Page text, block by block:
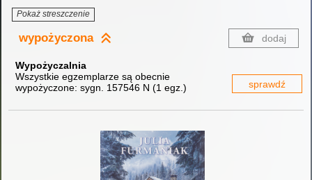
Pokaż streszczenie
wypożyczona dodaj
Wypożyczalnia
Wszystkie egzemplarze są obecnie
wypożyczone: sygn. 157546 N (1 egz. ) sprawdź